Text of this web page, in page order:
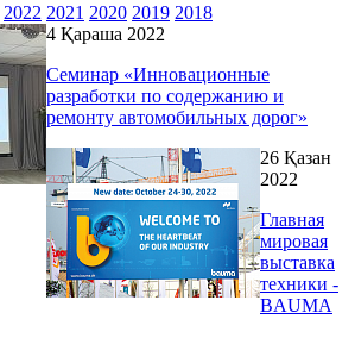
2022 2021 2020 2019 2018
4 Қараша 2022
Семинар «Инновационные
разработки по содержанию и
ремонту автомобильных дорог»
26 Қазан
2022
Главная
мировая
выставка
техники -
BAUMA